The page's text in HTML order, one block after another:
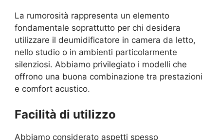
La rumorosità rappresenta un elemento
fondamentale soprattutto per chi desidera
utilizzare il deumidificatore in camera da letto,
nello studio o in ambienti particolarmente
silenziosi. Abbiamo privilegiato i modelli che
offrono una buona combinazione tra prestazioni
e comfort acustico.
Facilità di utilizzo
Abbiamo considerato aspetti spesso